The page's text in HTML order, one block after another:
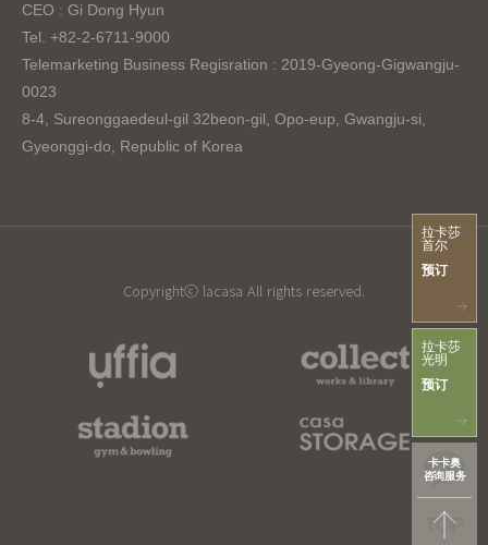
拉卡莎
首尔
预订
拉卡莎
光明
预订
卡卡奥
咨询服务
TOP
CEO : Gi Dong Hyun
Tel. +82-2-6711-9000
Telemarketing Business Regisration : 2019-Gyeong-Gigwangju-
0023
8-4, Sureonggaedeul-gil 32beon-gil, Opo-eup, Gwangju-si,
Gyeonggi-do, Republic of Korea
Copyrightⓒ lacasa All rights reserved.